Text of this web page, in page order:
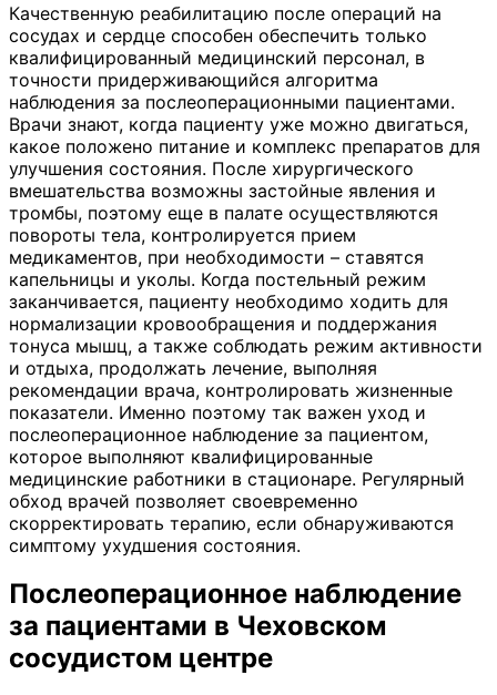
Качественную реабилитацию после операций на
сосудах и сердце способен обеспечить только
квалифицированный медицинский персонал, в
точности придерживающийся алгоритма
наблюдения за послеоперационными пациентами.
Врачи знают, когда пациенту уже можно двигаться,
какое положено питание и комплекс препаратов для
улучшения состояния. После хирургического
вмешательства возможны застойные явления и
тромбы, поэтому еще в палате осуществляются
повороты тела, контролируется прием
медикаментов, при необходимости – ставятся
капельницы и уколы. Когда постельный режим
заканчивается, пациенту необходимо ходить для
нормализации кровообращения и поддержания
тонуса мышц, а также соблюдать режим активности
и отдыха, продолжать лечение, выполняя
рекомендации врача, контролировать жизненные
показатели. Именно поэтому так важен уход и
послеоперационное наблюдение за пациентом,
которое выполняют квалифицированные
медицинские работники в стационаре. Регулярный
обход врачей позволяет своевременно
скорректировать терапию, если обнаруживаются
симптому ухудшения состояния.
Послеоперационное наблюдение
за пациентами в Чеховском
сосудистом центре